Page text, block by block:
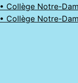
• Collège Notre-
• Collège Notre-